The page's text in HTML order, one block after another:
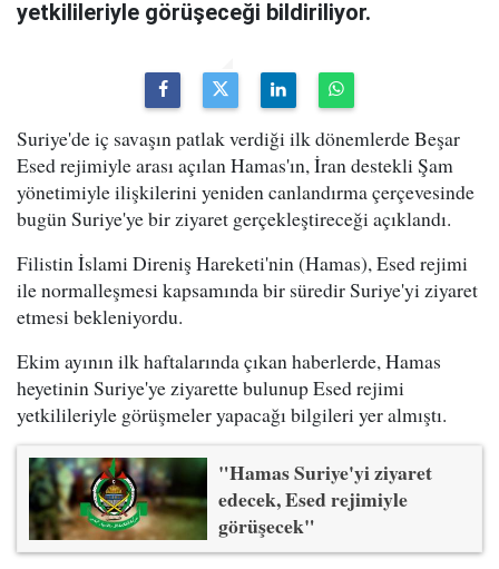
yetkilileriyle görüşeceği bildiriliyor.
Suriye'de iç savaşın patlak verdiği ilk dönemlerde Beşar
Esed rejimiyle arası açılan Hamas'ın, İran destekli Şam
yönetimiyle ilişkilerini yeniden canlandırma çerçevesinde
bugün Suriye'ye bir ziyaret gerçekleştireceği açıklandı.
Filistin İslami Direniş Hareketi'nin (Hamas), Esed rejimi
ile normalleşmesi kapsamında bir süredir Suriye'yi ziyaret
etmesi bekleniyordu.
Ekim ayının ilk haftalarında çıkan haberlerde, Hamas
heyetinin Suriye'ye ziyarette bulunup Esed rejimi
yetkilileriyle görüşmeler yapacağı bilgileri yer almıştı.
"Hamas Suriye'yi ziyaret
edecek, Esed rejimiyle
görüşecek"